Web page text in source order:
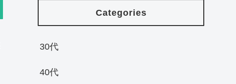
Categories
30代
40代